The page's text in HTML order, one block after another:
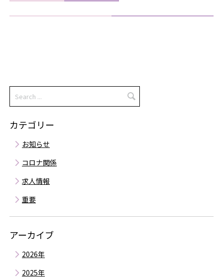
カテゴリー
お知らせ
コロナ関係
求人情報
重要
アーカイブ
2026年
8月
2025年